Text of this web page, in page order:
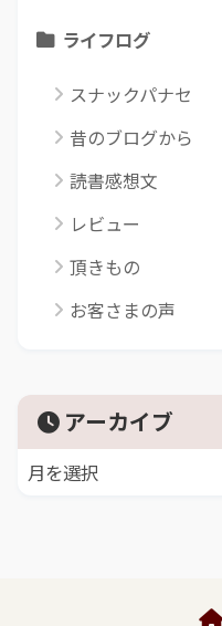
ライフログ
スナックパナセ
昔のブログから
読書感想文
レビュー
頂きもの
お客さまの声
アーカイブ